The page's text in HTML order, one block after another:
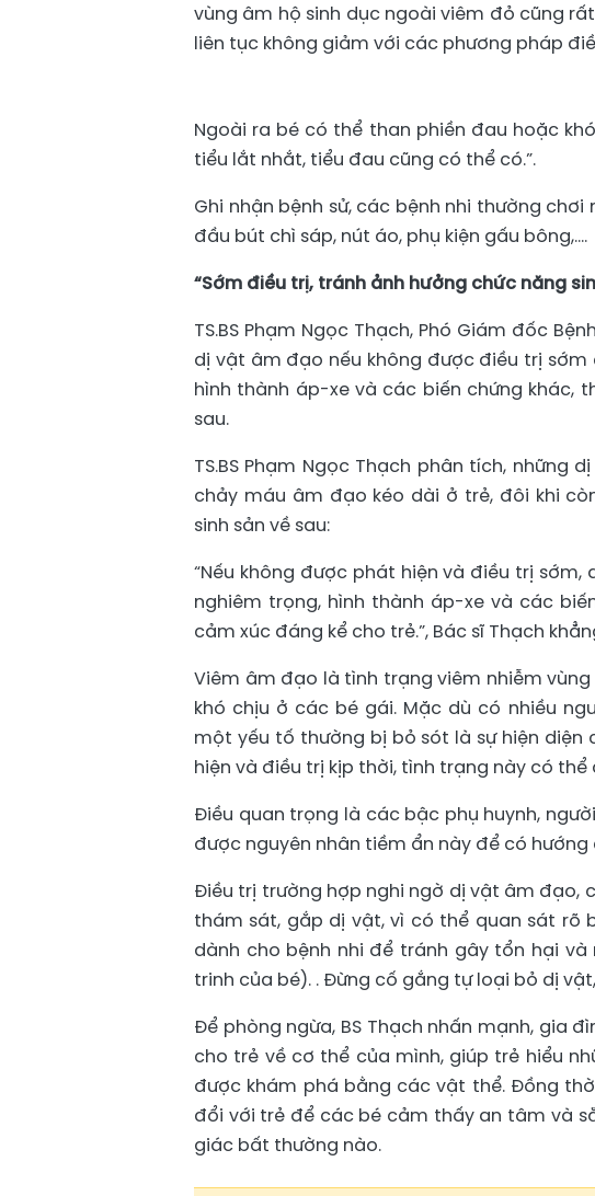
vùng âm hộ sinh dục ngoài viêm đỏ cũng
liên tục không giảm với các phương pháp
Ngoài ra bé có thể than phiền đau hoặc
tiểu lắt nhắt, tiểu đau cũng có thể có.”.
Ghi nhận bệnh sử, các bệnh nhi thường
đầu bút chì sáp, nút áo, phụ kiện gấu bông,….
“Sớm điều trị, tránh ảnh hưởng chức năng
TS.BS Phạm Ngọc Thạch, Phó Giám đốc
dị vật âm đạo nếu không được điều trị
hình thành áp-xe và các biến chứng khác,
sau.
TS.BS Phạm Ngọc Thạch phân tích, những
chảy máu âm đạo kéo dài ở trẻ, đôi khi
sinh sản về sau:
“Nếu không được phát hiện và điều trị
nghiêm trọng, hình thành áp-xe và các
cảm xúc đáng kể cho trẻ.”, Bác sĩ Thạch
Viêm âm đạo là tình trạng viêm nhiễm
khó chịu ở các bé gái. Mặc dù có nhiều
một yếu tố thường bị bỏ sót là sự hiện
hiện và điều trị kịp thời, tình trạng này có
Điều quan trọng là các bậc phụ huynh,
được nguyên nhân tiềm ẩn này để có
Điều trị trường hợp nghi ngờ dị vật âm đạo,
thám sát, gắp dị vật, vì có thể quan sát rõ
dành cho bệnh nhi để tránh gây tổn hại
trinh của bé). . Đừng cố gắng tự loại bỏ dị
Để phòng ngừa, BS Thạch nhấn mạnh, gia
cho trẻ về cơ thể của mình, giúp trẻ hiểu
được khám phá bằng các vật thể. Đồng
đổi với trẻ để các bé cảm thấy an tâm và
giác bất thường nào.